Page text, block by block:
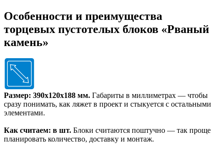
Особенности и преимущества
торцевых пустотелых блоков «Рваный
камень»
Размер: 390х120х188 мм. Габариты в миллиметрах — чтобы
сразу понимать, как ляжет в проект и стыкуется с остальными
элементами.
Как считаем: в шт. Блоки считаются поштучно — так проще
планировать количество, доставку и монтаж.